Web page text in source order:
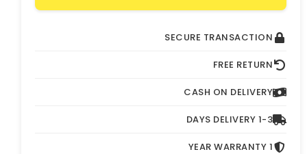
SECURE TRANSACTION
FREE RETURN
CASH ON DELIVERY
1-3 DAYS DELIVERY
1 YEAR WARRANTY